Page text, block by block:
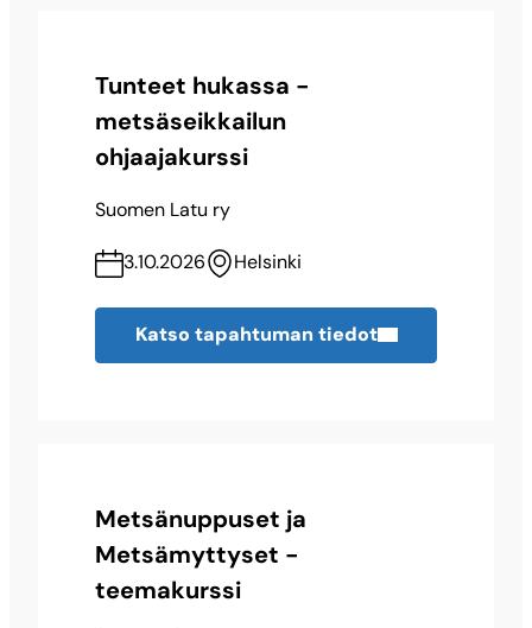
Tunteet hukassa -
metsäseikkailun
ohjaajakurssi
Suomen Latu ry
3.10.2026 Helsinki
Katso tapahtuman tiedot
Metsänuppuset ja
Metsämyttyset -
teemakurssi